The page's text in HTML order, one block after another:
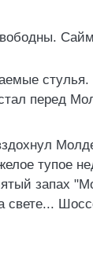
стулья.
перед
тупое
запах
свете...